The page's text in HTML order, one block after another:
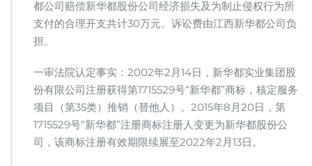
都公司赔偿新华都股份公司经济损失及为制止侵权行为所
支付的合理开支共计30万元。诉讼费由江西新华都公司负
担。
一审法院认定事实：2002年2月14日，新华都实业集团股
份有限公司注册获得第1715529号“新华都”商标，核定服务
项目（第35类）推销（替他人）。2015年8月20日，第
1715529号“新华都”注册商标注册人变更为新华都股份公
司，该商标注册有效期限续展至2022年2月13日。